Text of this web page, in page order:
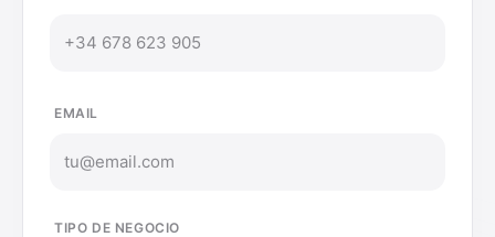
EMAIL
TIPO DE NEGOCIO